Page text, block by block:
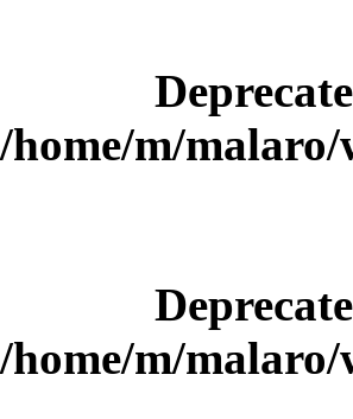
/home/m/malaro/
/home/m/malaro/